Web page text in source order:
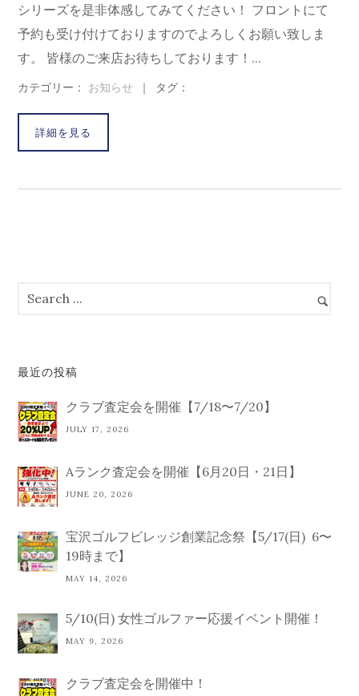
シリーズを是非体感してみてください！ フロントにて
予約も受け付けておりますのでよろしくお願い致しま
す。 皆様のご来店お待ちしております！...
カテゴリー： お知らせ ｜ タグ：
詳細を見る
最近の投稿
クラブ査定会を開催【7/18〜7/20】
JULY 17, 2026
Aランク査定会を開催【6月20日・21日】
JUNE 20, 2026
宝沢ゴルフビレッジ創業記念祭【5/17(日) 6〜
19時まで】
MAY 14, 2026
5/10(日) 女性ゴルファー応援イベント開催！
MAY 9, 2026
クラブ査定会を開催中！